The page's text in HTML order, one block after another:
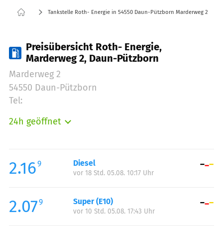
Tankstelle Roth- Energie in 54550 Daun-Pützborn Marderweg 2
Preisübersicht Roth- Energie,
Marderweg 2, Daun-Pützborn
Marderweg 2
54550 Daun-Pützborn
Tel:
24h geöffnet
Mittwoch:
00:00-24:00
Donnerstag:
Samstag:
00:00-24:00
Sonntag:
2.169 Diesel
vor 18 Std. 05.08. 10:17 Uhr
2.079 Super (E10)
vor 10 Std. 05.08. 17:43 Uhr